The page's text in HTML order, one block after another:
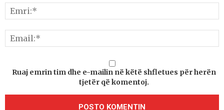
Ruaj emrin tim dhe e-mailin në këtë shfletues për herën
tjetër që komentoj.